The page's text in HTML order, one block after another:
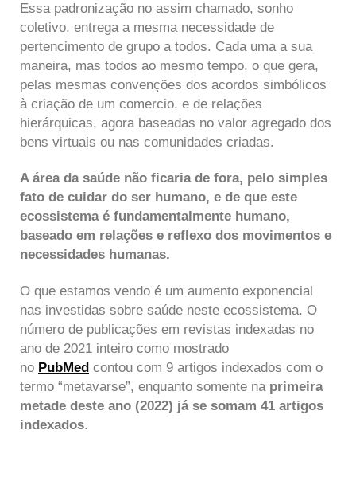
Essa padronização no assim chamado, sonho
coletivo, entrega a mesma necessidade de
pertencimento de grupo a todos. Cada uma a sua
maneira, mas todos ao mesmo tempo, o que gera,
pelas mesmas convenções dos acordos simbólicos
à criação de um comercio, e de relações
hierárquicas, agora baseadas no valor agregado dos
bens virtuais ou nas comunidades criadas.
A área da saúde não ficaria de fora, pelo simples
fato de cuidar do ser humano, e de que este
ecossistema é fundamentalmente humano,
baseado em relações e reflexo dos movimentos e
necessidades humanas.
O que estamos vendo é um aumento exponencial
nas investidas sobre saúde neste ecossistema. O
número de publicações em revistas indexadas no
ano de 2021 inteiro como mostrado
no PubMed contou com 9 artigos indexados com o
termo “metavarse”, enquanto somente na primeira
metade deste ano (2022) já se somam 41 artigos
indexados.